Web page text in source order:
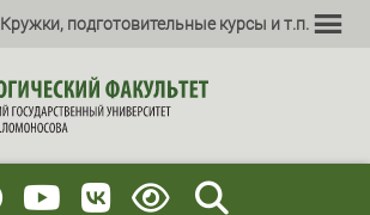
Кружки, подготовительные курсы и т.п.